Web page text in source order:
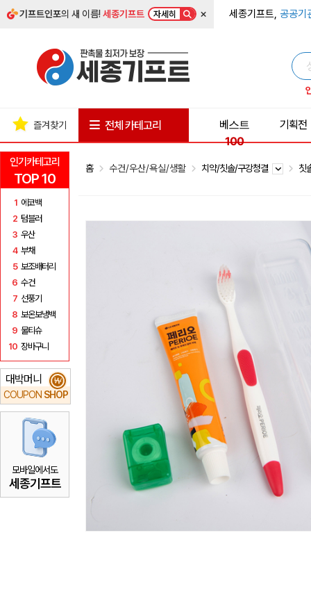
기프트인포의 새 이름!세종기프트 자세히 × 세종기프트, 공공기
인기카테고리
TOP 10
1 에코백
2 텀블러
3 우산
4 부채
5 보조배터리
6 수건
7 선풍기
8 보온보냉백
9 물티슈
10 장바구니
대박머니
COUPON SHOP
₩
모바일에서도
세종기프트
즐겨찾기 전체 카테고리
베스트
100
기획전
홈 수건/우산/욕실/생활 치약/칫솔/구강청결 칫